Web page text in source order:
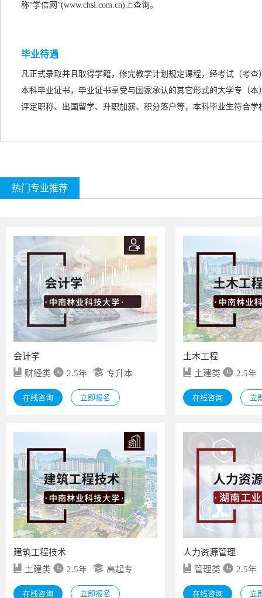
称“学信网”(www.chsi.com.cn)上查询。
毕业待遇
凡正式录取并且取得学籍，修完教学计划规定课程，经考试（考
本科毕业证书，毕业证书享受与国家承认的其它形式的大学专（本
评定职称、出国留学、升职加薪、积分落户等，本科毕业生符合
热门专业推荐
会计学
财经类
2.5年 专升本
在线咨询 立即报名
土木工程
土建类
2.5年
在线咨询 立
建筑工程技术
土建类
2.5年 高起专
在线咨询 立即报名
人力资源管理
管理类
2.5年
在线咨询 立